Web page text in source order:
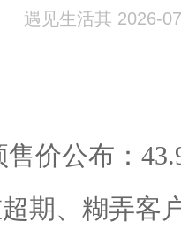
遇见生活其 2026-
价公布：
期、糊弄客